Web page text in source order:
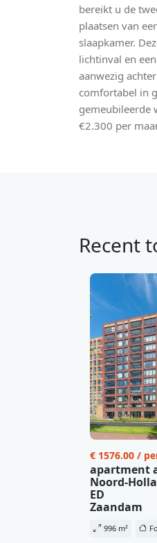
bereikt u de
plaatsen van
slaapkamer.
lichtinval en
aanwezig
comfortabel in
gemeubileerde
€2.300 per
Recent
€ 1576.00 /
apartment
Noord-
ED
Zaandam
996 m²